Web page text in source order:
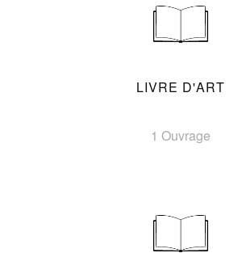
LIVRE D'ART
1 Ouvrage